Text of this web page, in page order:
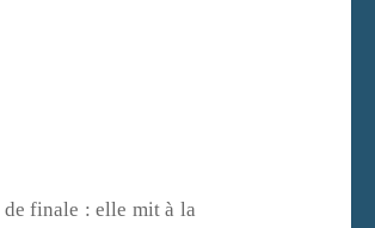
de finale : elle mit à la